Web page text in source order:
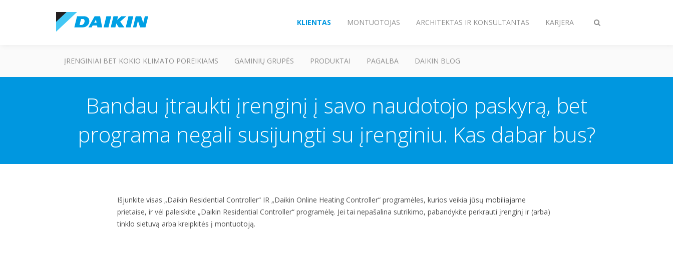
Perjungiama
KLIENTAS MONTUOTOJAS ARCHITEKTAS IR KONSULTANTAS KARJERA
ĮRENGINIAI BET KOKIO KLIMATO POREIKIAMS GAMINIŲ GRUPĖS PRODUKTAI PAGALBA DAIKIN BLOG
Bandau įtraukti įrenginį į savo naudotojo paskyrą, bet
programa negali susijungti su įrenginiu. Kas dabar bus?
Išjunkite visas „Daikin Residential Controller“ IR „Daikin Online Heating Controller“ programėles, kurios veikia jūsų mobiliajame
prietaise, ir vėl paleiskite „Daikin Residential Controller“ programėlę. Jei tai nepašalina sutrikimo, pabandykite perkrauti įrenginį ir (arba)
tinklo sietuvą arba kreipkitės į montuotoją.